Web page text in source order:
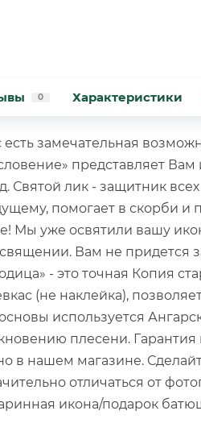
0 Характеристики
есть замечательная
представляет
Святой лик - защитник
помогает в скорби и
Мы уже освятили вашу
Вам не придется
- это точная Копия
(не наклейка),
используется
плесени. Гарантия
в нашем магазине.
отличаться от
икона/подарок